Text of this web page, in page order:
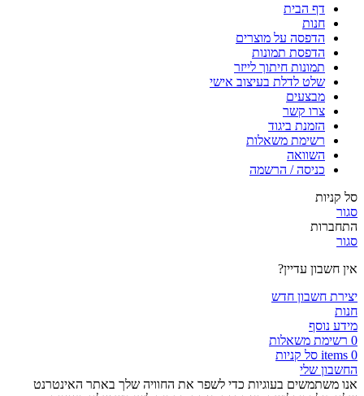
דף הבית
חנות
הדפסה על מוצרים
הדפסת תמונות
תמונות חיתוך לייזר
שלט לדלת בעיצוב אישי
מבצעים
צרו קשר
הזמנת ביגוד
רשימת משאלות
השוואה
כניסה / הרשמה
סל קניות
סגור
התחברות
סגור
אין חשבון עדיין?
יצירת חשבון חדש
חנות
מידע נוסף
0 רשימת משאלות
0
items סל קניות
החשבון שלי
אנו משתמשים בעוגיות כדי לשפר את החוויה שלך באתר האינטרנט